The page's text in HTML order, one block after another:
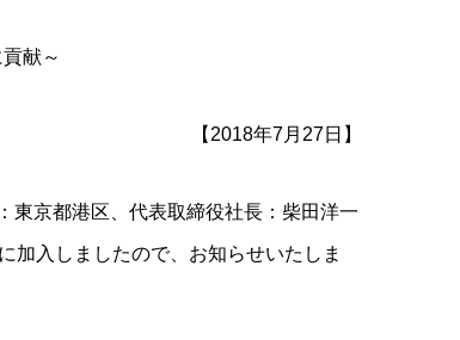
献～
【2018年7月27日】
東京都港区、代表取締役社長：柴田洋一
加入しましたので、お知らせいたしま